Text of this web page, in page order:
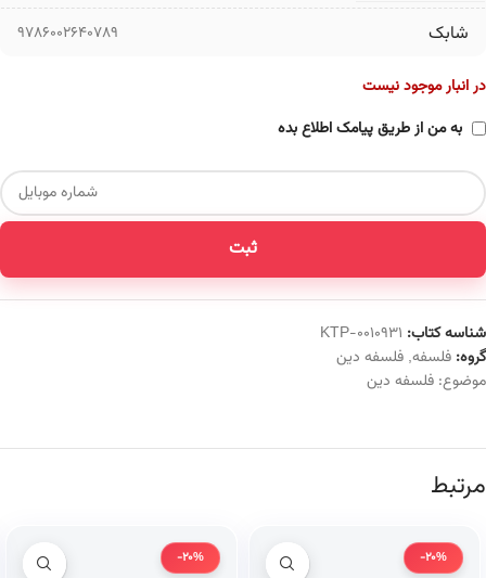
شابک 9786002640789
در انبار موجود نیست
به من از طریق پیامک اطلاع بده
ثبت
شناسه کتاب: KTP-0010931
گروه: فلسفه, فلسفه دین
موضوع: فلسفه دین
مرتبط
-20%
-20%